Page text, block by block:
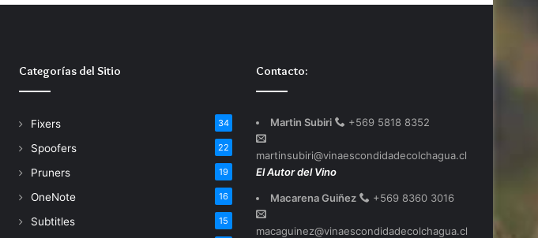
Categorías del Sitio
Fixers 34
Spoofers 22
Pruners 19
OneNote 16
Subtitles 15
Contacto:
Martin Subiri +569 5818 8352
martinsubiri@vinaescondidadecolchagua.cl
El Autor del Vino
Macarena Guiñez +569 8360 3016
macaguinez@vinaescondidadecolchagua.cl